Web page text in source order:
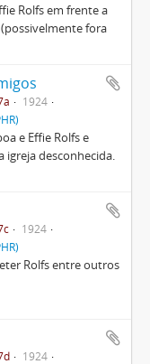
Rolfs em frente a
fora
1924
e Effie Rolfs e
igreja desconhecida.
1924
Rolfs entre outros
1924